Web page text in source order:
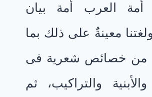
أمة العرب أمة بيان
معينةٌ على ذلك بما
من خصائص شعرية فى
والتراكيب، ثم